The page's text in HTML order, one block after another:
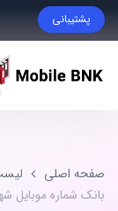
پشتیبانی
فایل مورد نظر
09999868721
صفحه اصلی
بانک شماره موبایل